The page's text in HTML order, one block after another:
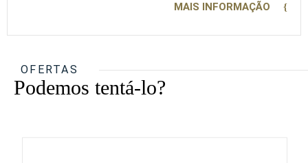
MAIS INFORMAÇÃO
OFERTAS
Podemos tentá-lo?